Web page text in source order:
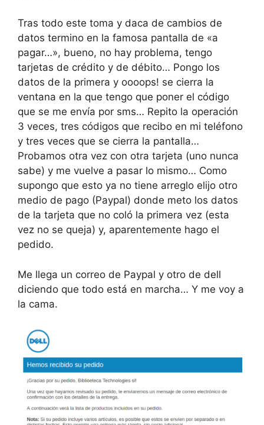
Tras todo este toma y daca de cambios de
datos termino en la famosa pantalla de «a
pagar…», bueno, no hay problema, tengo
tarjetas de crédito y de débito… Pongo los
datos de la primera y oooops! se cierra la
ventana en la que tengo que poner el código
que se me envía por sms… Repito la operación
3 veces, tres códigos que recibo en mi teléfono
y tres veces que se cierra la pantalla…
Probamos otra vez con otra tarjeta (uno nunca
sabe) y me vuelve a pasar lo mismo… Como
supongo que esto ya no tiene arreglo elijo otro
medio de pago (Paypal) donde meto los datos
de la tarjeta que no coló la primera vez (esta
vez no se queja) y, aparentemente hago el
pedido.
Me llega un correo de Paypal y otro de dell
diciendo que todo está en marcha… Y me voy a
la cama.